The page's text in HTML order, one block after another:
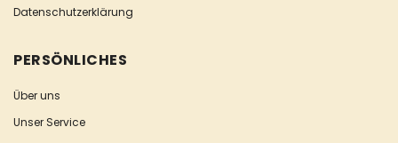
Datenschutzerklärung
PERSÖNLICHES
Über uns
Unser Service